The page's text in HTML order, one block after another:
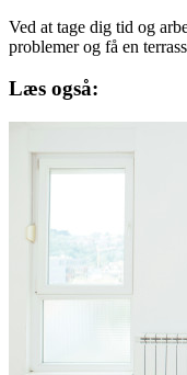
Ved at tage dig tid og
problemer og få en
Læs også: